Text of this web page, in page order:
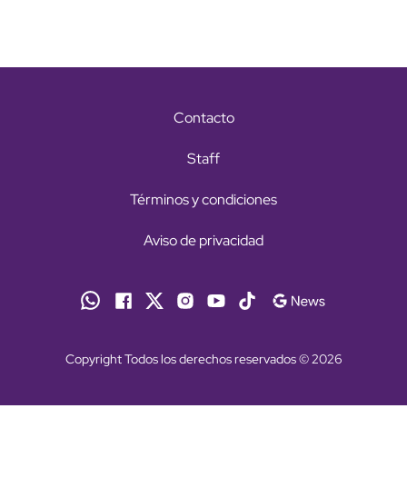
Contacto
Staff
Términos y condiciones
Aviso de privacidad
Copyright Todos los derechos reservados © 2026